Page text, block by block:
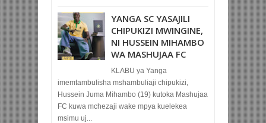
YANGA SC YASAJILI
CHIPUKIZI MWINGINE,
NI HUSSEIN MIHAMBO
WA MASHUJAA FC
KLABU ya Yanga
imemtambulisha mshambuliaji chipukizi,
Hussein Juma Mihambo (19) kutoka Mashujaa
FC kuwa mchezaji wake mpya kuelekea
msimu uj...